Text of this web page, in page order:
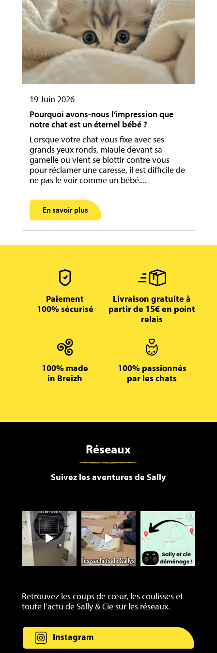
19 Juin 2026
Pourquoi avons-nous l’impression que
notre chat est un éternel bébé ?
Lorsque votre chat vous fixe avec ses
grands yeux ronds, miaule devant sa
gamelle ou vient se blottir contre vous
pour réclamer une caresse, il est difficile de
ne pas le voir comme un bébé....
En savoir plus
Paiement
100% sécurisé
Livraison gratuite à
partir de 15€ en point
relais
100% made
in Breizh
100% passionnés
par les chats
Réseaux
Suivez les aventures de Sally
Retrouvez les coups de cœur, les coulisses et
toute l’actu de Sally & Cie sur les réseaux.
Instagram